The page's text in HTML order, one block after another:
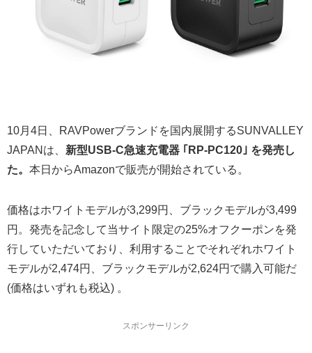
10月4日、RAVPowerブランドを国内展開するSUNVALLEY
JAPANは、 新型USB-C急速充電器 ｢RP-PC120｣ を発売し
た。 本日からAmazonで販売が開始されている。
価格はホワイトモデルが3,299円、ブラックモデルが3,499
円。発売を記念して当サイト限定の25%オフクーポンを発
行していただいており、利用することでそれぞれホワイト
モデルが2,474円、ブラックモデルが2,624円で購入可能だ
(価格はいずれも税込) 。
スポンサーリンク